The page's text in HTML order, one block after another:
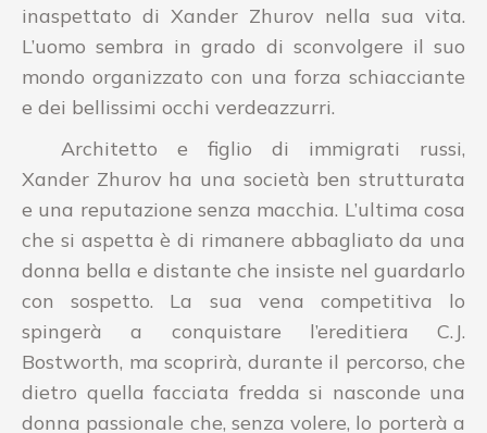
inaspettato di Xander Zhurov nella sua vita.
L’uomo sembra in grado di sconvolgere il suo
mondo organizzato con una forza schiacciante
e dei bellissimi occhi verdeazzurri.
Architetto e figlio di immigrati russi,
Xander Zhurov ha una società ben strutturata
e una reputazione senza macchia. L’ultima cosa
che si aspetta è di rimanere abbagliato da una
donna bella e distante che insiste nel guardarlo
con sospetto. La sua vena competitiva lo
spingerà a conquistare l’ereditiera C.J.
Bostworth, ma scoprirà, durante il percorso, che
dietro quella facciata fredda si nasconde una
donna passionale che, senza volere, lo porterà a